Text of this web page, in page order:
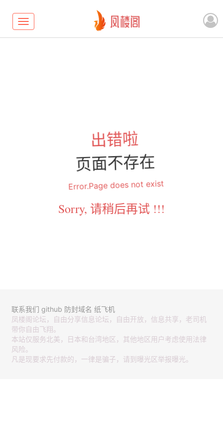
Toggle
navigation
出错啦
页面不存在
Error.Page does not exist
Sorry, 请稍后再试 !!!
联系我们 github 防封域名 纸飞机
凤楼阁论坛，自由分享信息论坛，自由开放，信息共享，老司机
带你自由飞翔。
本站仅服务北美，日本和台湾地区，其他地区用户考虑使用法律
风险。
凡是现要求先付款的，一律是骗子，请到曝光区举报曝光。